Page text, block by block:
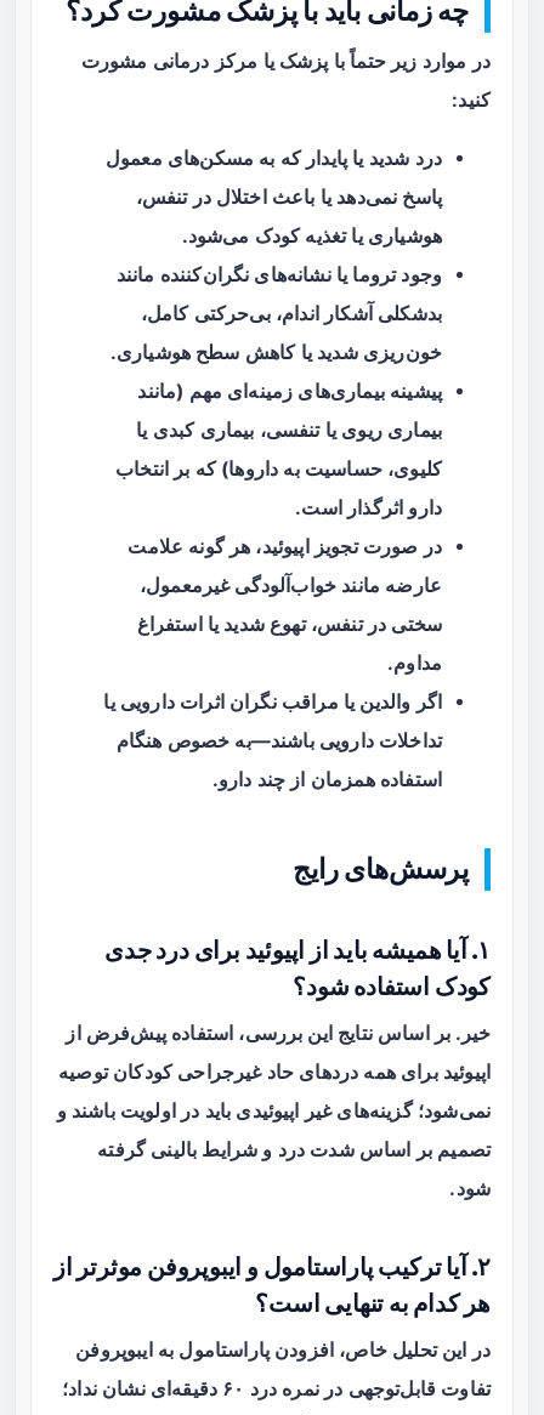
چه زمانی باید با پزشک مشورت کرد؟
در موارد زیر حتماً با پزشک یا مرکز درمانی مشورت
کنید:
درد شدید یا پایدار که به مسکن‌های معمول
پاسخ نمی‌دهد یا باعث اختلال در تنفس،
هوشیاری یا تغذیه کودک می‌شود.
وجود تروما یا نشانه‌های نگران‌کننده مانند
بدشکلی آشکار اندام، بی‌حرکتی کامل،
خون‌ریزی شدید یا کاهش سطح هوشیاری.
پیشینه بیماری‌های زمینه‌ای مهم (مانند
بیماری ریوی یا تنفسی، بیماری کبدی یا
کلیوی، حساسیت به داروها) که بر انتخاب
دارو اثرگذار است.
در صورت تجویز اپیوئید، هر گونه علامت
عارضه مانند خواب‌آلودگی غیرمعمول،
سختی در تنفس، تهوع شدید یا استفراغ
مداوم.
اگر والدین یا مراقب نگران اثرات دارویی یا
تداخلات دارویی باشند—به خصوص هنگام
استفاده همزمان از چند دارو.
پرسش‌های رایج
۱. آیا همیشه باید از اپیوئید برای درد جدی
کودک استفاده شود؟
خیر. بر اساس نتایج این بررسی، استفاده پیش‌فرض از
اپیوئید برای همه دردهای حاد غیرجراحی کودکان توصیه
نمی‌شود؛ گزینه‌های غیر اپیوئیدی باید در اولویت باشند و
تصمیم بر اساس شدت درد و شرایط بالینی گرفته
شود.
۲. آیا ترکیب پاراستامول و ایبوپروفن موثرتر از
هر کدام به تنهایی است؟
در این تحلیل خاص، افزودن پاراستامول به ایبوپروفن
تفاوت قابل‌توجهی در نمره درد ۶۰ دقیقه‌ای نشان نداد؛